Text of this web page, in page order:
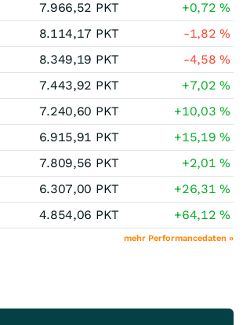
7.966,52 PKT +0,72%
8.114,17 PKT -1,82%
8.349,19 PKT -4,58%
7.443,92 PKT +7,02%
7.240,60 PKT +10,03%
6.915,91 PKT +15,19%
7.809,56 PKT +2,01%
6.307,00 PKT +26,31%
4.854,06 PKT +64,12%
mehr Performancedaten »